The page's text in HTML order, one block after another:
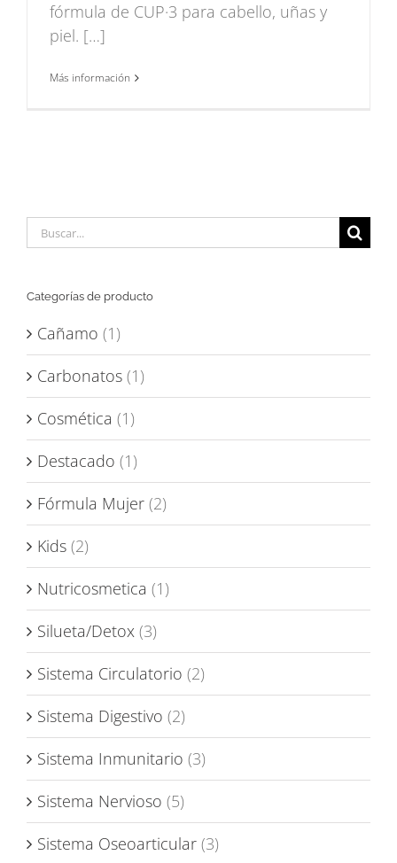
fórmula de CUP·3 para cabello, uñas y
piel. […]
Más información
Buscar:
Categorías de producto
Cañamo (1)
Carbonatos (1)
Cosmética (1)
Destacado (1)
Fórmula Mujer (2)
Kids (2)
Nutricosmetica (1)
Silueta/Detox (3)
Sistema Circulatorio (2)
Sistema Digestivo (2)
Sistema Inmunitario (3)
Sistema Nervioso (5)
Sistema Oseoarticular (3)